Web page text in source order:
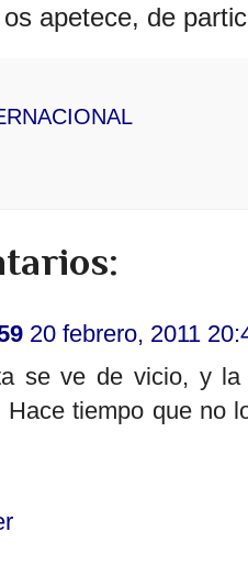
apetece, de
20 febrero, 2011
se ve de vicio, y
Hace tiempo que no